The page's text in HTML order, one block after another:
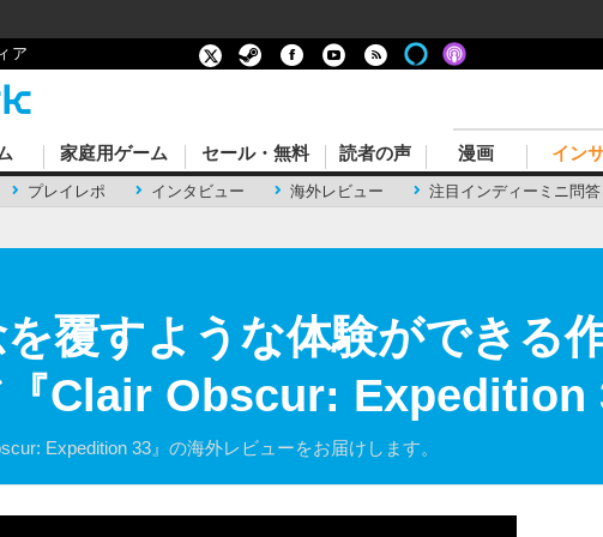
ア
プレイレポ インタビュー 海外レビュー 注目インディーミニ問答
家庭用ゲーム セール・無料 読者の声 漫画 イン
を覆すような体験ができる
Clair Obscur: Expedition
Expedition 33』の海外レビューをお届けします。